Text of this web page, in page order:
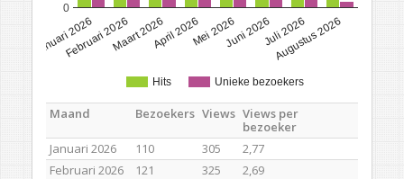
Hits Unieke bezoekers
Januari 2026
Februari 2026Maart 2026April 2026Mei 2026Juni 2026Juli 2026
Augustus 2026
0
Maand Bezoekers Views Views per
bezoeker
Januari 2026
110 305
2,77
Februari 2026
121 325
2,69